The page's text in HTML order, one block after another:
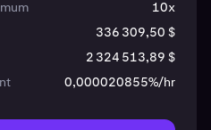
10x
336 309,50 $
2 324 513,89 $
0,000020855%/hr